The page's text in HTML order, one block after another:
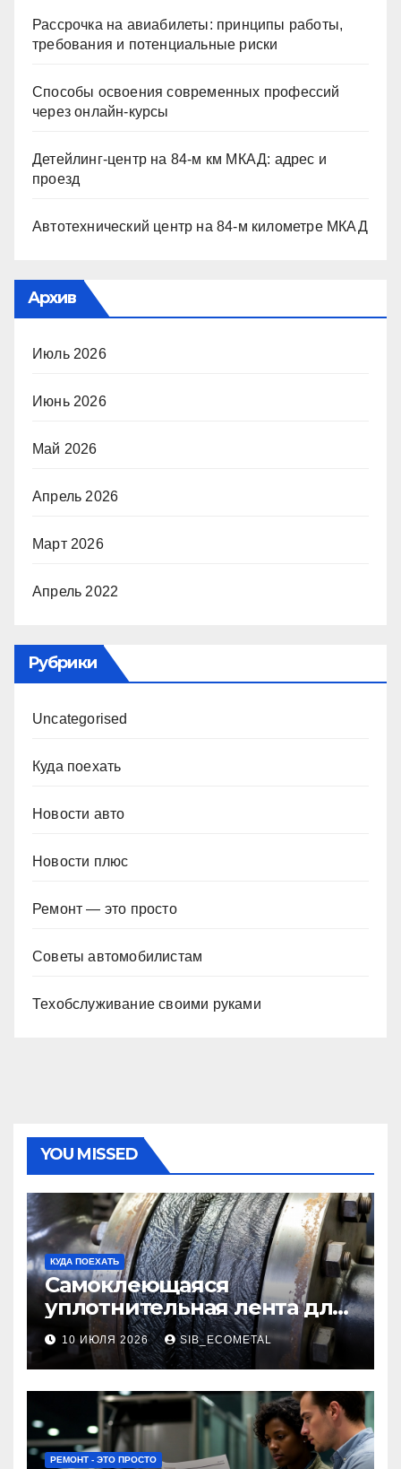
Рассрочка на авиабилеты: принципы работы,
требования и потенциальные риски
Способы освоения современных профессий
через онлайн-курсы
Детейлинг-центр на 84-м км МКАД: адрес и
проезд
Автотехнический центр на 84-м километре МКАД
Архив
Июль 2026
Июнь 2026
Май 2026
Апрель 2026
Март 2026
Апрель 2022
Рубрики
Uncategorised
Куда поехать
Новости авто
Новости плюс
Ремонт — это просто
Советы автомобилистам
Техобслуживание своими руками
YOU MISSED
КУДА ПОЕХАТЬ
Самоклеющаяся
уплотнительная лента для
огнезащиты фланцевых
соединений
10 ИЮЛЯ 2026 SIB_ECOMETAL
РЕМОНТ - ЭТО ПРОСТО